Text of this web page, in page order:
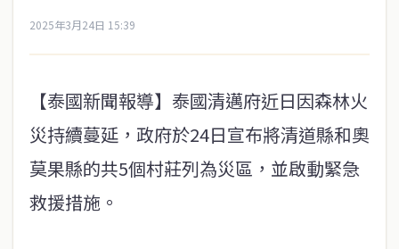
2025年3月24日 15:39
【泰國新聞報導】泰國清邁府近日因森林火
災持續蔓延，政府於24日宣布將清道縣和奧
莫果縣的共5個村莊列為災區，並啟動緊急
救援措施。